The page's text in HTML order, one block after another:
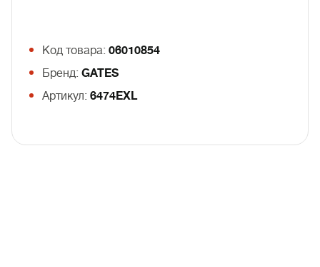
Код товара: 06010854
Бренд: GATES
Артикул: 6474EXL